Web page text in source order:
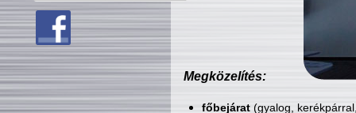
Megközelítés:
főbejárat(gyalog,